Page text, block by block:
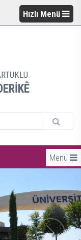
Hızlı Menü
Menü